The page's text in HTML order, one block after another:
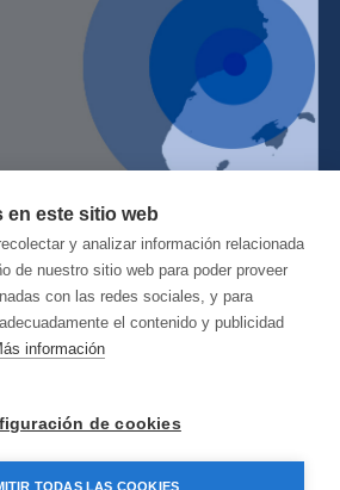
en este sitio web
y analizar información relacionada
de nuestro sitio web para poder proveer
con las redes sociales, y para
el contenido y publicidad
información
de cookies
TODAS LAS COOKIES